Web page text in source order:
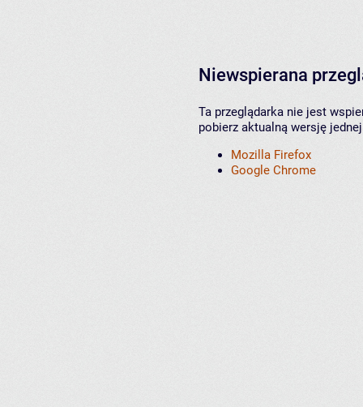
Niewspierana
Ta przeglądarka nie jest
pobierz aktualną wersję
Mozilla Firefox
Google Chrome